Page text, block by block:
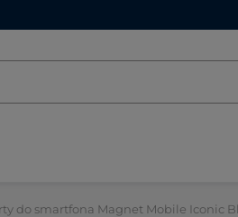
do smartfona Magnet Mobile Iconic